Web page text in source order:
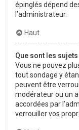
épinglés dépend
l’administrateur.
Haut
Que sont les
Vous ne pouvez
tout sondage y
peuvent être
modérateur ou un
accordées par
verrouiller vos